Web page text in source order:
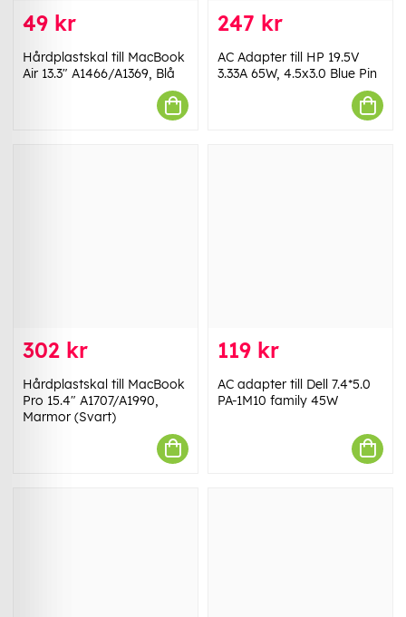
49 kr
Hårdplastskal till MacBook
Air 13.3" A1466/A1369, Blå
247 kr
AC Adapter till HP 19.5V
3.33A 65W, 4.5x3.0 Blue Pin
302 kr
Hårdplastskal till MacBook
Pro 15.4" A1707/A1990,
Marmor (Svart)
119 kr
AC adapter till Dell 7.4*5.0
PA-1M10 family 45W